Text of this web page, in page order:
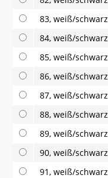
83, weiß/schwarz
84, weiß/schwarz
85, weiß/schwarz
86, weiß/schwarz
87, weiß/schwarz
88, weiß/schwarz
89, weiß/schwarz
90, weiß/schwarz
91, weiß/schwarz